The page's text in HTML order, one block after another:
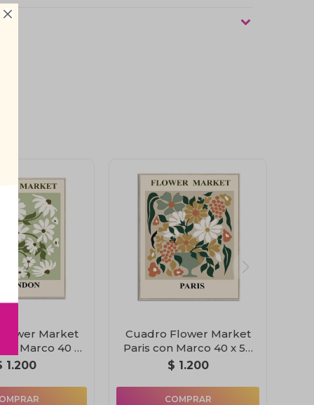

Market
Marco 40 x
cm
1.200
Cuadro Flower Market
Paris con Marco 40 x 50
cm
$ 1.200